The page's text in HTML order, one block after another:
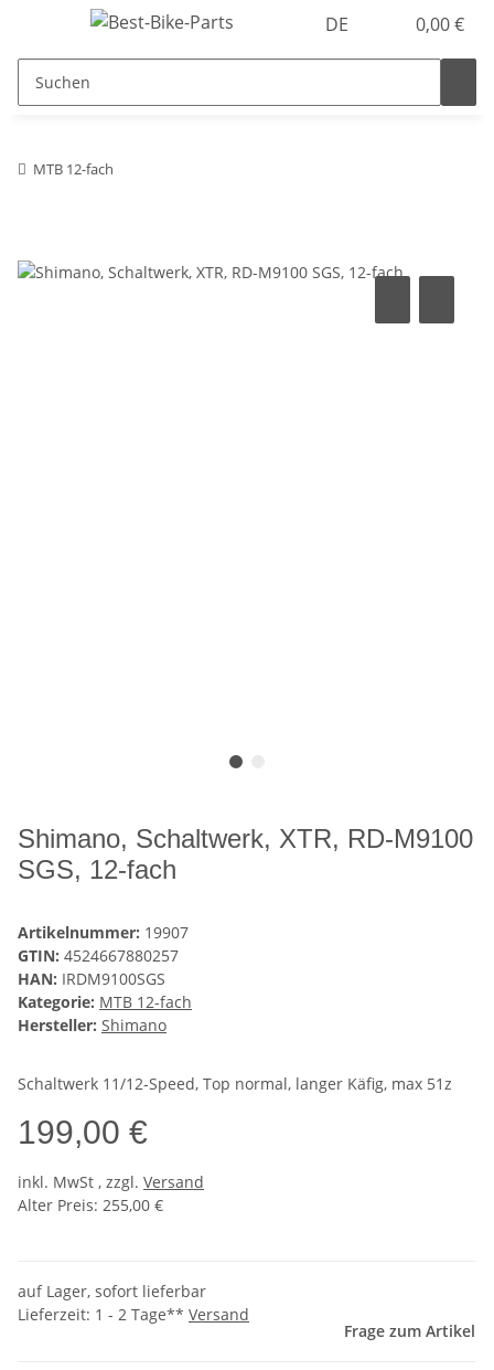
DE 0,00 €
MTB 12-fach
Shimano, Schaltwerk, XTR, RD-M9100
SGS, 12-fach
Artikelnummer: 19907
GTIN: 4524667880257
HAN: IRDM9100SGS
Kategorie: MTB 12-fach
Hersteller: Shimano
Schaltwerk 11/12-Speed, Top normal, langer Käfig, max 51z
199,00 €
inkl. MwSt , zzgl. Versand
Alter Preis: 255,00 €
auf Lager, sofort lieferbar
Lieferzeit: 1 - 2 Tage** Versand
Frage zum Artikel